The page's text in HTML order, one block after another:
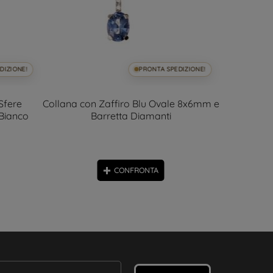
PRONTA SPEDIZIONE!
Collana con Zaffiro Blu Ovale 8x6mm e
Barretta Diamanti
CONFRONTA